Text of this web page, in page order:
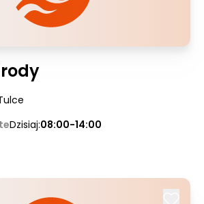
Dzisiaj:08:00-14:00